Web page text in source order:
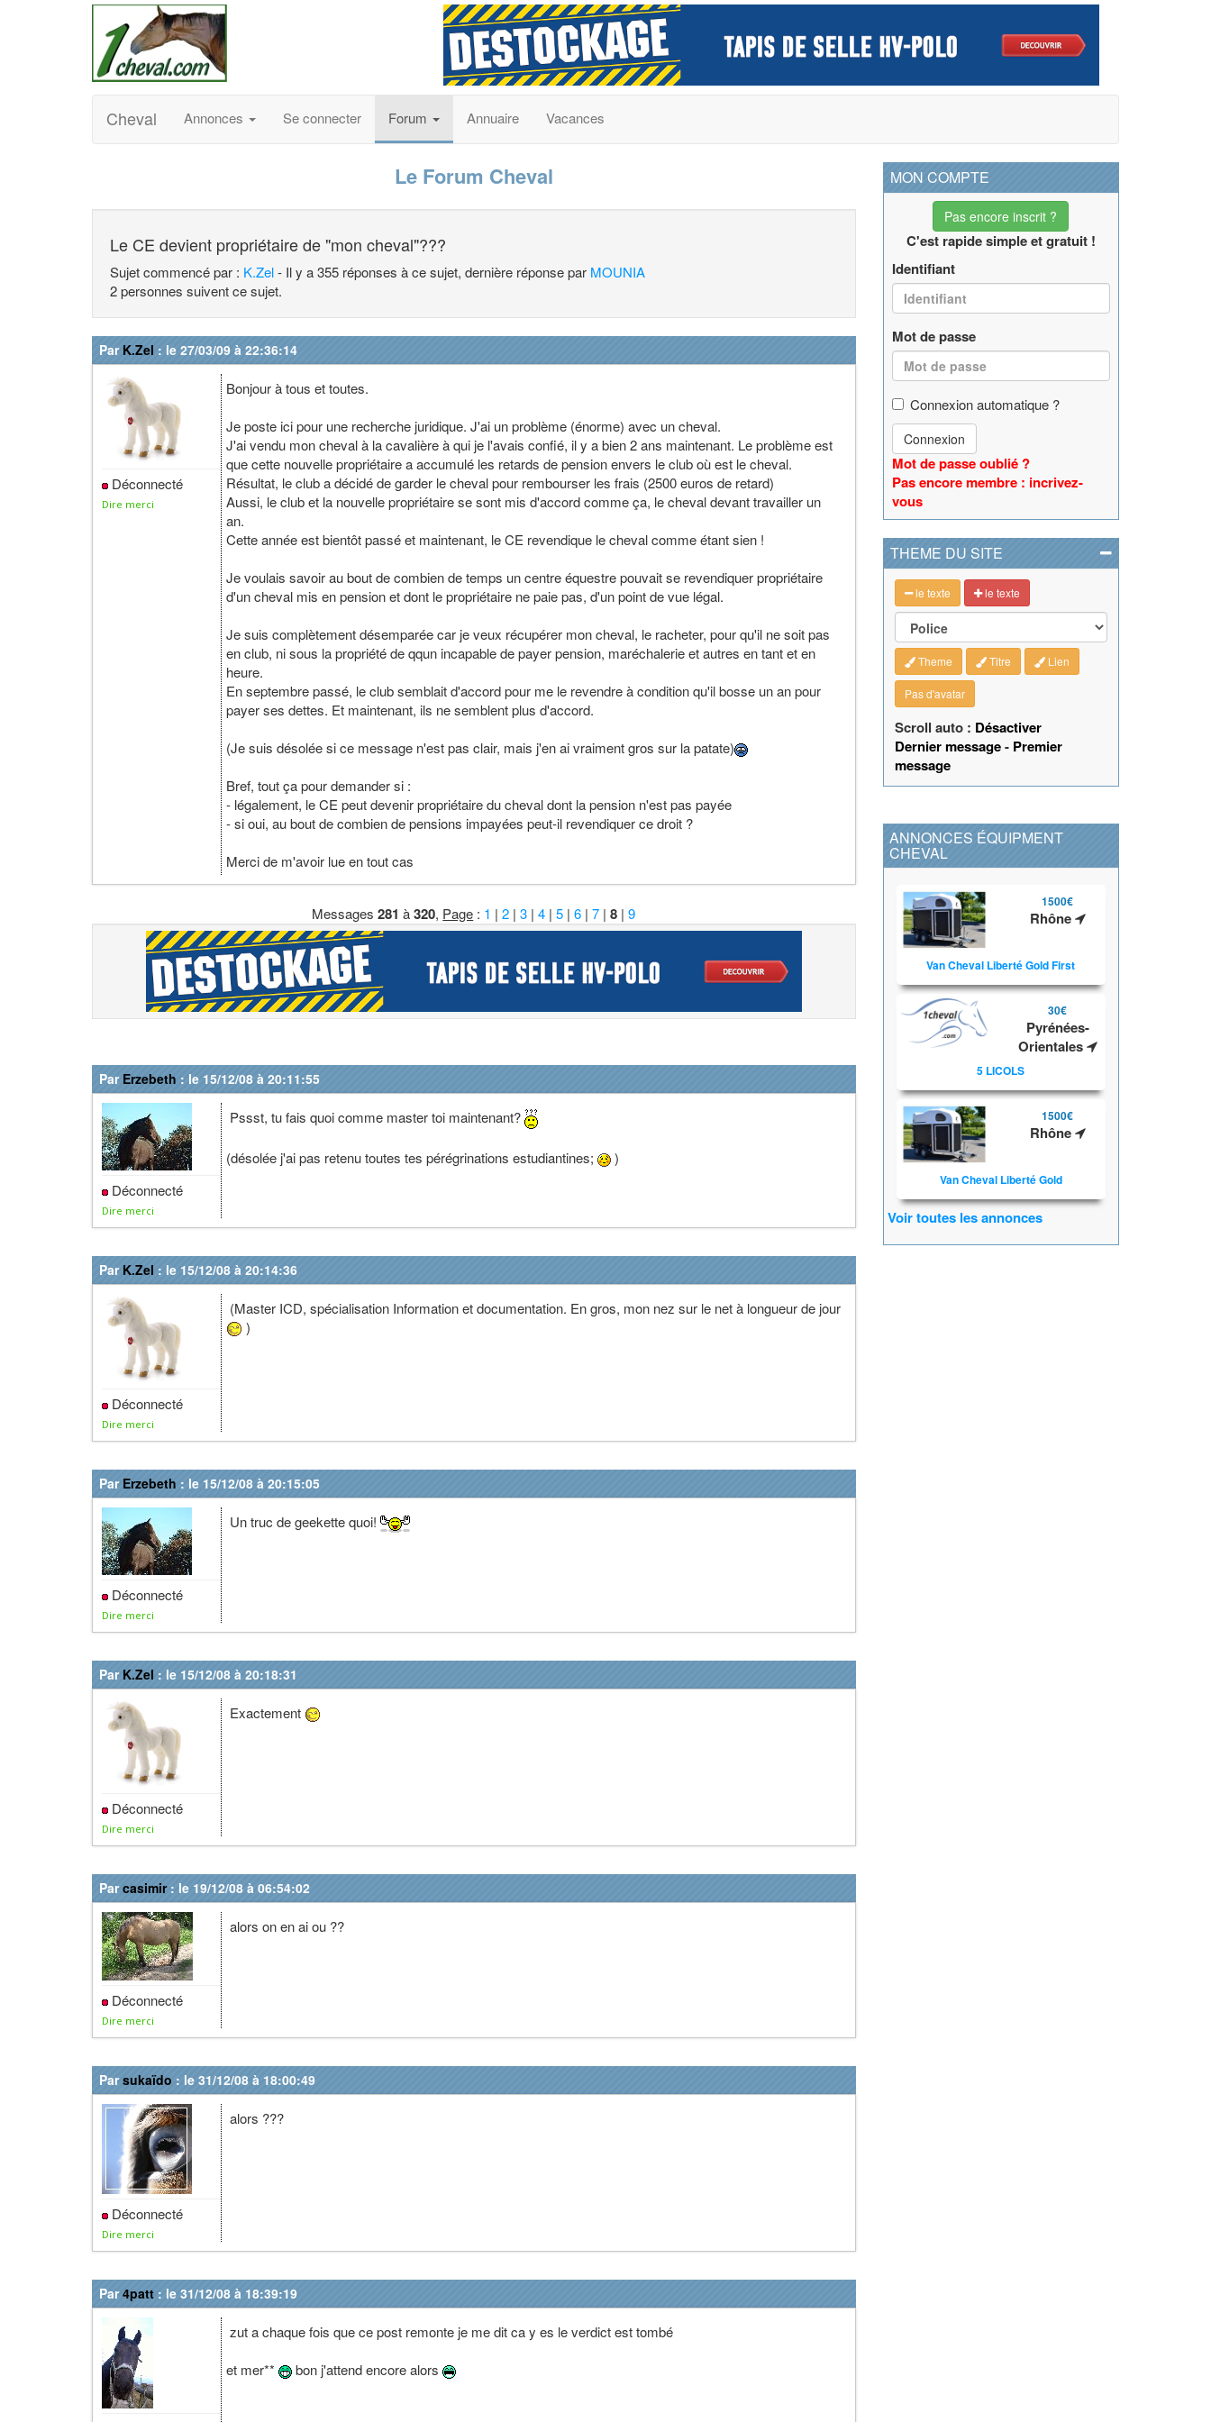
Cheval Annonces Se connecter Forum Annuaire Vacances
Le Forum Cheval
Le CE devient propriétaire de "mon cheval"???
Sujet commencé par : K.Zel- Il y a 355 réponses à ce sujet, dernière réponse par MOUNIA
2 personnes suivent ce sujet.
Par K.Zel : le 27/03/09 à 22:36:14
Déconnecté
Dire merci
Bonjour à tous et toutes.
Je poste ici pour une recherche juridique. J'ai un problème (énorme) avec un cheval.
J'ai vendu mon cheval à la cavalière à qui je l'avais confié, il y a bien 2 ans maintenant. Le problème est
que cette nouvelle propriétaire a accumulé les retards de pension envers le club où est le cheval.
Résultat, le club a décidé de garder le cheval pour rembourser les frais (2500 euros de retard)
Aussi, le club et la nouvelle propriétaire se sont mis d'accord comme ça, le cheval devant travailler un
an.
Cette année est bientôt passé et maintenant, le CE revendique le cheval comme étant sien !
Je voulais savoir au bout de combien de temps un centre équestre pouvait se revendiquer propriétaire
d'un cheval mis en pension et dont le propriétaire ne paie pas, d'un point de vue légal.
Je suis complètement désemparée car je veux récupérer mon cheval, le racheter, pour qu'il ne soit pas
en club, ni sous la propriété de qqun incapable de payer pension, maréchalerie et autres en tant et en
heure.
En septembre passé, le club semblait d'accord pour me le revendre à condition qu'il bosse un an pour
payer ses dettes. Et maintenant, ils ne semblent plus d'accord.
(Je suis désolée si ce message n'est pas clair, mais j'en ai vraiment gros sur la patate)
Bref, tout ça pour demander si :
- légalement, le CE peut devenir propriétaire du cheval dont la pension n'est pas payée
- si oui, au bout de combien de pensions impayées peut-il revendiquer ce droit ?
Merci de m'avoir lue en tout cas
Messages281 à320, Page : 1 |2 |3 |4 |5 |6 |7 |8 |9
Par Erzebeth : le 15/12/08 à 20:11:55
Déconnecté
Dire merci
Pssst, tu fais quoi comme master toi maintenant?
(désolée j'ai pas retenu toutes tes pérégrinations estudiantines; )
Par K.Zel : le 15/12/08 à 20:14:36
Déconnecté
Dire merci
(Master ICD, spécialisation Information et documentation. En gros, mon nez sur le net à longueur de jour
)
Par Erzebeth : le 15/12/08 à 20:15:05
Déconnecté
Dire merci
Un truc de geekette quoi!
Par K.Zel : le 15/12/08 à 20:18:31
Déconnecté
Dire merci
Exactement
Parcasimir: le 19/12/08 à 06:54:02
Déconnecté
Dire merci
alors on en ai ou ??
Parsukaïdo : le 31/12/08 à 18:00:49
Déconnecté
Dire merci
alors ???
Par4patt : le 31/12/08 à 18:39:19
zut a chaque fois que ce post remonte je me dit ca y es le verdict est tombé
et mer**
bon j'attend encore alors
MON COMPTE
Pas encore inscrit ?
C'est rapide simple et gratuit !
Identifiant
Mot de passe
Connexion automatique ?
Connexion
Mot de passe oublié ?
Pas encore membre : incrivez-
vous
THEME DU SITE
le texte le texte
Theme Titre Lien
Pas d'avatar
Scroll auto : Désactiver
Dernier message- Premier
message
ANNONCES ÉQUIPMENT
CHEVAL
1500€
Rhône
Van Cheval Liberté Gold First
30€
Pyrénées-
Orientales
5 LICOLS
1500€
Rhône
Van Cheval Liberté Gold
Voir toutes les annonces